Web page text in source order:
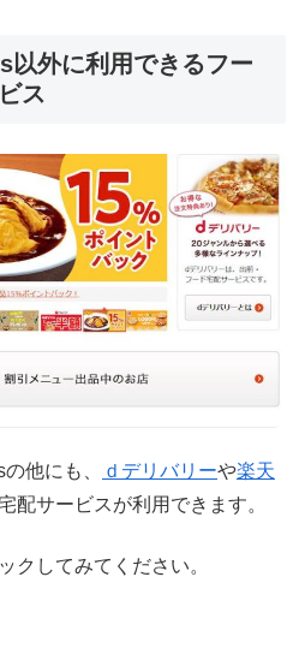
以外に利用できるフー
ス
他にも、 ｄデリバリーや楽天
配サービスが利用できます。
クしてみてください。